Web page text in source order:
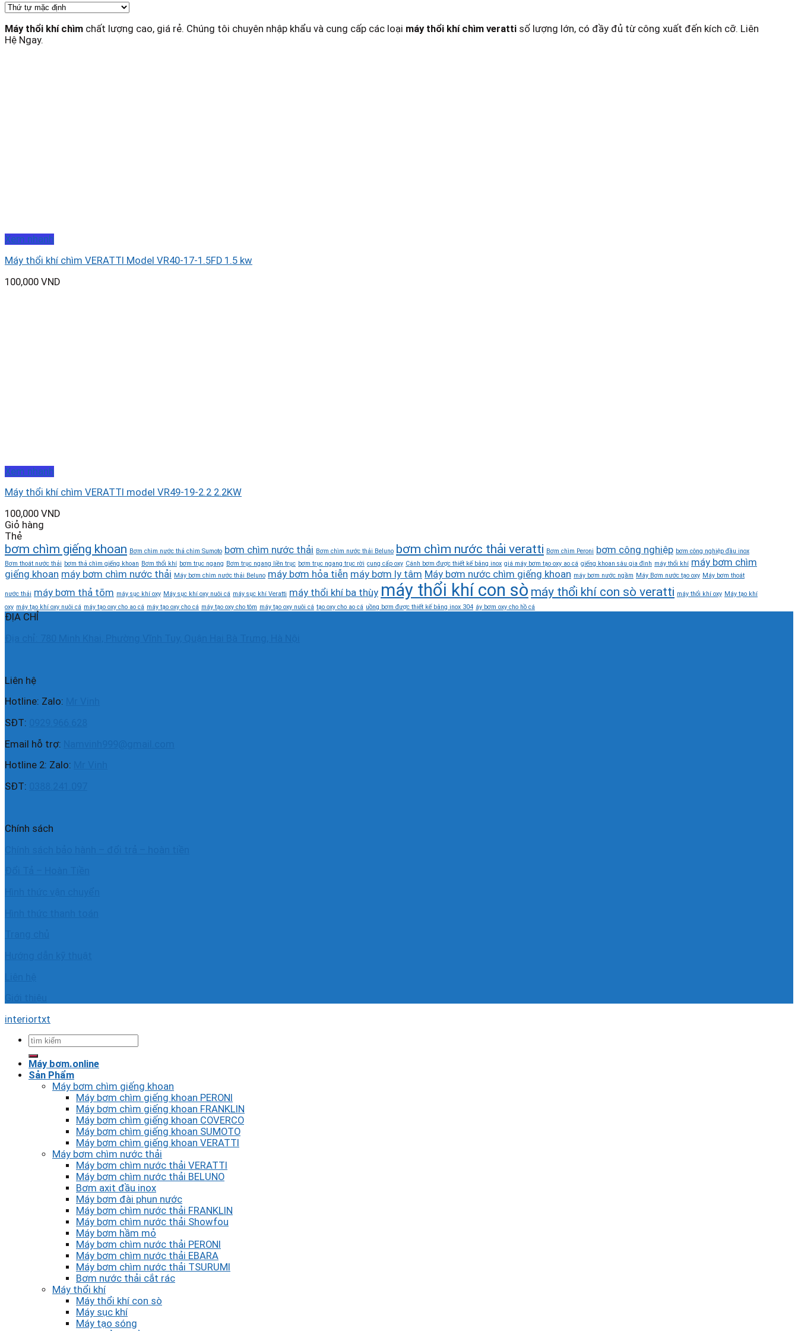
Máy thổi khí chìm chất lượng cao, giá rẻ. Chúng tôi chuyên nhập khẩu và cung cấp các loại máy thổi khí chìm veratti số lượng lớn, có đầy đủ từ công xuất đến kích cỡ. Liên
Hệ Ngay.
Xem nhanh
Máy thổi khí chìm VERATTI Model VR40-17-1.5FD 1.5 kw
100,000 VND
Xem nhanh
Máy thổi khí chìm VERATTI model VR49-19-2.2 2.2KW
100,000 VND
Giỏ hàng
Thẻ
bơm chìm giếng khoan Bơm chìm nước thả chìm Sumoto bơm chìm nước thải Bơm chìm nước thải Beluno bơm chìm nước thải veratti Bơm chìm Peroni bơm công nghiệp bơm công nghiệp đầu inox
Bơm thoát nước thải bơm thả chìm giếng khoan Bơm thổi khí bơm trục ngang Bơm trục ngang liền trục bơm trục ngang trục rời cung cấp oxy Cánh bơm được thiết kế bằng inox giá máy bơm tạo oxy ao cá giếng khoan sâu gia đình máy thổi khí máy bơm chìm
giếng khoan máy bơm chìm nước thải Máy bơm chìm nước thải Beluno máy bơm hỏa tiễn máy bơm ly tâm Máy bơm nước chìm giếng khoan máy bơm nước ngầm Máy Bơm nước tạo oxy Máy bơm thoát
nước thải máy bơm thả tõm máy sục khí oxy Máy sục khí oxy nuôi cá máy sục khí Veratti máy thổi khí ba thùy máy thổi khí con sò máy thổi khí con sò veratti máy thổi khí oxy Máy tạo khí
oxy máy tạo khí oxy nuôi cá máy tạo oxy cho ao cá máy tạo oxy cho cá máy tạo oxy cho tôm máy tạo oxy nuôi cá tạo oxy cho ao cá uồng bơm được thiết kế bằng inox 304 áy bơm oxy cho hồ cá
ĐỊA CHỈ
Liên hệ
Hotline: Zalo:
SĐT:
Email hỗ trợ:
Hotline 2: Zalo:
SĐT:
Chính sách
interiortxt
Tìm
Máy bơm.online
Sản Phẩm
Máy bơm chìm giếng khoan
Máy bơm chìm giếng khoan PERONI
Máy bơm chìm giếng khoan FRANKLIN
Máy bơm chìm giếng khoan COVERCO
Máy bơm chìm giếng khoan SUMOTO
Máy bơm chìm giếng khoan VERATTI
Máy bơm chìm nước thải
Máy bơm chìm nước thải VERATTI
Máy bơm chìm nước thải BELUNO
Bơm axit đầu inox
Máy bơm đài phun nước
Máy bơm chìm nước thải FRANKLIN
Máy bơm chìm nước thải Showfou
Máy bơm hầm mỏ
Máy bơm chìm nước thải PERONI
Máy bơm chìm nước thải EBARA
Máy bơm chìm nước thải TSURUMI
Bơm nước thải cắt rác
Máy thổi khí
Máy thổi khí con sò
Máy sục khí
Máy tạo sóng